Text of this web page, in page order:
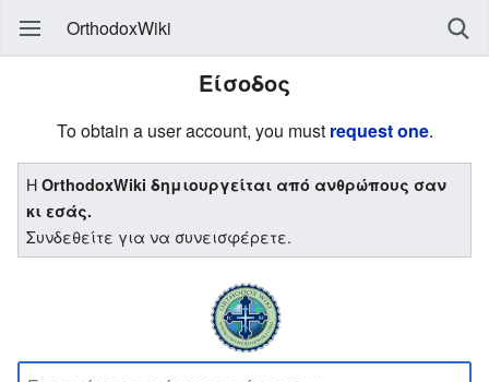
OrthodoxWiki
Είσοδος
To obtain a user account, you must request one.
ΗOrthodoxWiki δημιουργείται από ανθρώπους σαν
κι εσάς.
Συνδεθείτε για να συνεισφέρετε.